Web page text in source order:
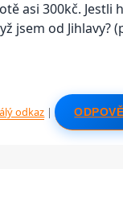
asi 300kč. Jestli
jsem od Jihlavy?
odkaz |